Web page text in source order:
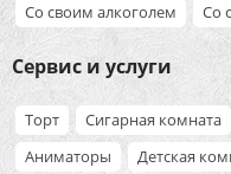
Со своим алкоголем
Со
Сервис и услуги
Торт Сигарная комната
Аниматоры
Детская